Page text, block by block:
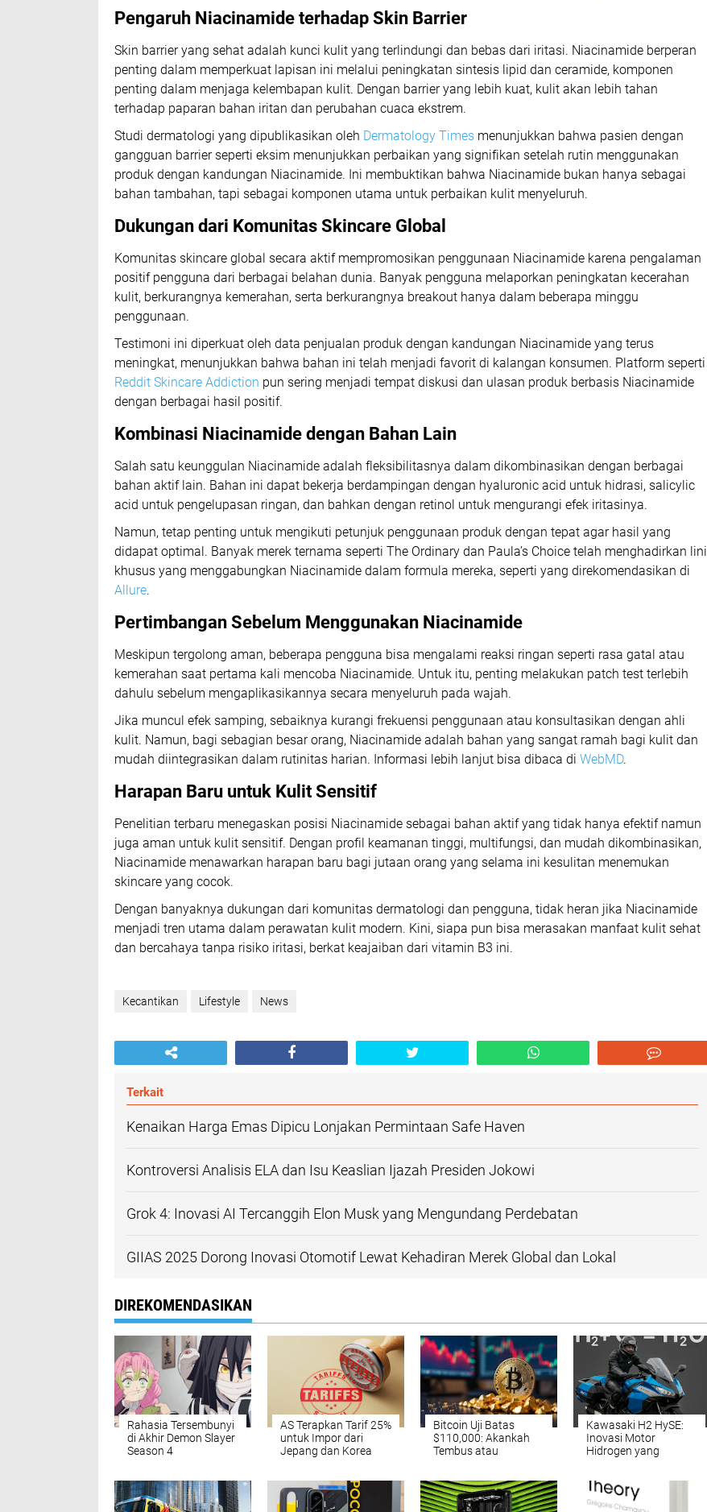
Pengaruh Niacinamide terhadap Skin Barrier
Skin barrier yang sehat adalah kunci kulit yang terlindungi dan bebas dari iritasi. Niacinamide berperan
penting dalam memperkuat lapisan ini melalui peningkatan sintesis lipid dan ceramide, komponen
penting dalam menjaga kelembapan kulit. Dengan barrier yang lebih kuat, kulit akan lebih tahan
terhadap paparan bahan iritan dan perubahan cuaca ekstrem.
Studi dermatologi yang dipublikasikan oleh Dermatology Times menunjukkan bahwa pasien dengan
gangguan barrier seperti eksim menunjukkan perbaikan yang signifikan setelah rutin menggunakan
produk dengan kandungan Niacinamide. Ini membuktikan bahwa Niacinamide bukan hanya sebagai
bahan tambahan, tapi sebagai komponen utama untuk perbaikan kulit menyeluruh.
Dukungan dari Komunitas Skincare Global
Komunitas skincare global secara aktif mempromosikan penggunaan Niacinamide karena pengalaman
positif pengguna dari berbagai belahan dunia. Banyak pengguna melaporkan peningkatan kecerahan
kulit, berkurangnya kemerahan, serta berkurangnya breakout hanya dalam beberapa minggu
penggunaan.
Testimoni ini diperkuat oleh data penjualan produk dengan kandungan Niacinamide yang terus
meningkat, menunjukkan bahwa bahan ini telah menjadi favorit di kalangan konsumen. Platform seperti
Reddit Skincare Addiction pun sering menjadi tempat diskusi dan ulasan produk berbasis Niacinamide
dengan berbagai hasil positif.
Kombinasi Niacinamide dengan Bahan Lain
Salah satu keunggulan Niacinamide adalah fleksibilitasnya dalam dikombinasikan dengan berbagai
bahan aktif lain. Bahan ini dapat bekerja berdampingan dengan hyaluronic acid untuk hidrasi, salicylic
acid untuk pengelupasan ringan, dan bahkan dengan retinol untuk mengurangi efek iritasinya.
Namun, tetap penting untuk mengikuti petunjuk penggunaan produk dengan tepat agar hasil yang
didapat optimal. Banyak merek ternama seperti The Ordinary dan Paula’s Choice telah menghadirkan lini
khusus yang menggabungkan Niacinamide dalam formula mereka, seperti yang direkomendasikan di
Allure.
Pertimbangan Sebelum Menggunakan Niacinamide
Meskipun tergolong aman, beberapa pengguna bisa mengalami reaksi ringan seperti rasa gatal atau
kemerahan saat pertama kali mencoba Niacinamide. Untuk itu, penting melakukan patch test terlebih
dahulu sebelum mengaplikasikannya secara menyeluruh pada wajah.
Jika muncul efek samping, sebaiknya kurangi frekuensi penggunaan atau konsultasikan dengan ahli
kulit. Namun, bagi sebagian besar orang, Niacinamide adalah bahan yang sangat ramah bagi kulit dan
mudah diintegrasikan dalam rutinitas harian. Informasi lebih lanjut bisa dibaca di WebMD.
Harapan Baru untuk Kulit Sensitif
Penelitian terbaru menegaskan posisi Niacinamide sebagai bahan aktif yang tidak hanya efektif namun
juga aman untuk kulit sensitif. Dengan profil keamanan tinggi, multifungsi, dan mudah dikombinasikan,
Niacinamide menawarkan harapan baru bagi jutaan orang yang selama ini kesulitan menemukan
skincare yang cocok.
Dengan banyaknya dukungan dari komunitas dermatologi dan pengguna, tidak heran jika Niacinamide
menjadi tren utama dalam perawatan kulit modern. Kini, siapa pun bisa merasakan manfaat kulit sehat
dan bercahaya tanpa risiko iritasi, berkat keajaiban dari vitamin B3 ini.
Kecantikan Lifestyle News
Terkait
Kenaikan Harga Emas Dipicu Lonjakan Permintaan Safe Haven
Kontroversi Analisis ELA dan Isu Keaslian Ijazah Presiden Jokowi
Grok 4: Inovasi AI Tercanggih Elon Musk yang Mengundang Perdebatan
GIIAS 2025 Dorong Inovasi Otomotif Lewat Kehadiran Merek Global dan Lokal
DIREKOMENDASIKAN
Rahasia Tersembunyi
di Akhir Demon Slayer
Season 4
AS Terapkan Tarif 25%
untuk Impor dari
Jepang dan Korea
Bitcoin Uji Batas
$110,000: Akankah
Tembus atau
Kawasaki H2 HySE:
Inovasi Motor
Hidrogen yang